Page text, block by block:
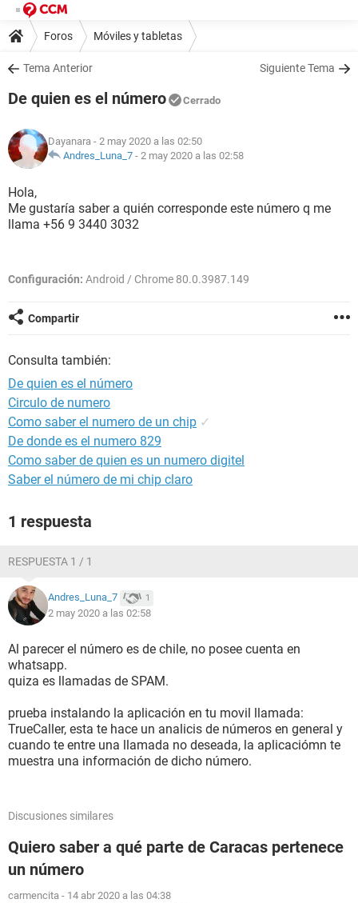
Foros Móviles y tabletas
Tema Anterior Siguiente Tema
De quien es el número Cerrado
Dayanara - 2 may 2020 a las 02:50
Andres_Luna_7 - 2 may 2020 a las 02:58
Hola,
Me gustaría saber a quién corresponde este número q me
llama +56 9 3440 3032
Configuración: Android / Chrome 80.0.3987.149
Compartir
Consulta también:
De quien es el número
Circulo de numero
Como saber el numero de un chip ✓
De donde es el numero 829
Como saber de quien es un numero digitel
Saber el número de mi chip claro
1 respuesta
RESPUESTA 1 / 1
Andres_Luna_7 1
2 may 2020 a las 02:58
Al parecer el número es de chile, no posee cuenta en
whatsapp.
quiza es llamadas de SPAM.
prueba instalando la aplicación en tu movil llamada:
TrueCaller, esta te hace un analicis de números en general y
cuando te entre una llamada no deseada, la aplicaciómn te
muestra una información de dicho número.
Discusiones similares
Quiero saber a qué parte de Caracas pertenece
un número
carmencita - 14 abr 2020 a las 04:38